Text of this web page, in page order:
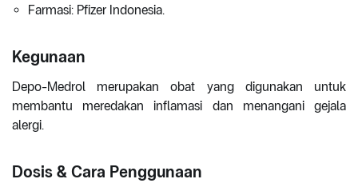
Farmasi: Pfizer Indonesia.
Kegunaan
Depo-Medrol merupakan obat yang digunakan untuk
membantu meredakan inflamasi dan menangani gejala
alergi.
Dosis & Cara Penggunaan